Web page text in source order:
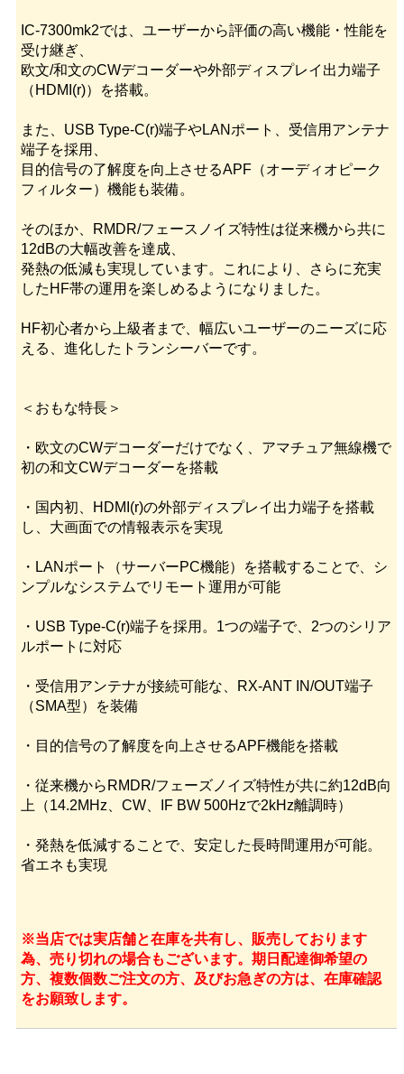
IC-7300mk2では、ユーザーから評価の高い機能・性能を
受け継ぎ、
欧文/和文のCWデコーダーや外部ディスプレイ出力端子
（HDMI(r)）を搭載。
また、USB Type-C(r)端子やLANポート、受信用アンテナ
端子を採用、
目的信号の了解度を向上させるAPF（オーディオピーク
フィルター）機能も装備。
そのほか、RMDR/フェースノイズ特性は従来機から共に
12dBの大幅改善を達成、
発熱の低減も実現しています。これにより、さらに充実
したHF帯の運用を楽しめるようになりました。
HF初心者から上級者まで、幅広いユーザーのニーズに応
える、進化したトランシーバーです。
＜おもな特長＞
・欧文のCWデコーダーだけでなく、アマチュア無線機で
初の和文CWデコーダーを搭載
・国内初、HDMI(r)の外部ディスプレイ出力端子を搭載
し、大画面での情報表示を実現
・LANポート（サーバーPC機能）を搭載することで、シ
ンプルなシステムでリモート運用が可能
・USB Type-C(r)端子を採用。1つの端子で、2つのシリア
ルポートに対応
・受信用アンテナが接続可能な、RX-ANT IN/OUT端子
（SMA型）を装備
・目的信号の了解度を向上させるAPF機能を搭載
・従来機からRMDR/フェーズノイズ特性が共に約12dB向
上（14.2MHz、CW、IF BW 500Hzで2kHz離調時）
・発熱を低減することで、安定した長時間運用が可能。
省エネも実現
※当店では実店舗と在庫を共有し、販売しております
為、売り切れの場合もございます。期日配達御希望の
方、複数個数ご注文の方、及びお急ぎの方は、在庫確認
をお願致します。